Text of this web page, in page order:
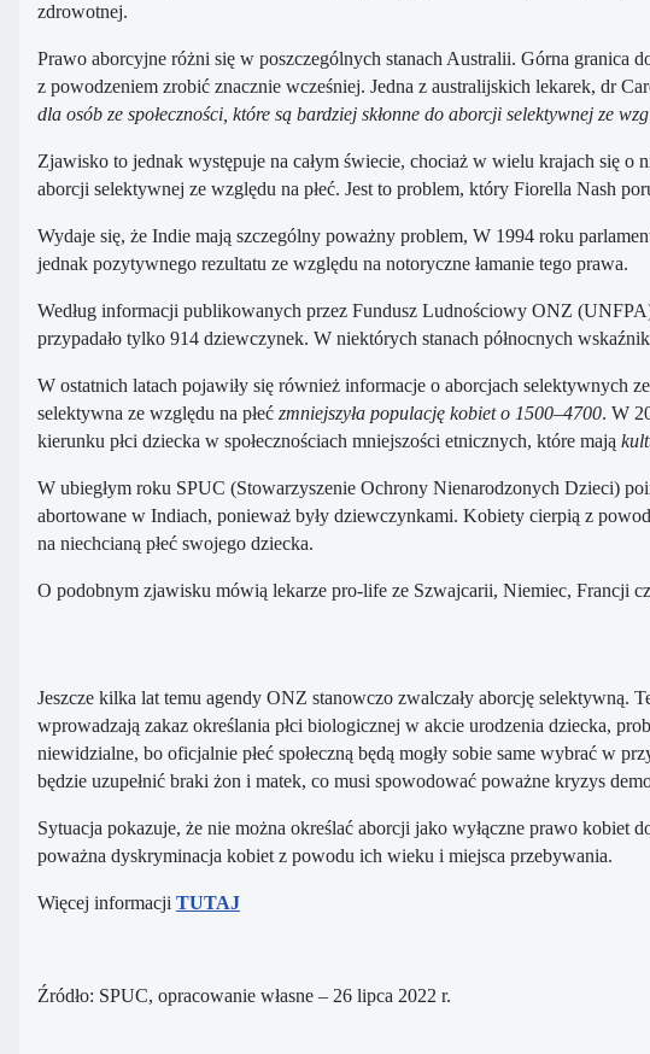
zdrowotnej.
Prawo aborcyjne różni się w poszczególnych stanach Australii. Górna granica
z powodzeniem zrobić znacznie wcześniej. Jedna z australijskich lekarek, dr
dla osób ze społeczności, które są bardziej skłonne do aborcji selektywnej ze
Zjawisko to jednak występuje na całym świecie, chociaż w wielu krajach się o
aborcji selektywnej ze względu na płeć. Jest to problem, który Fiorella Nash
Wydaje się, że Indie mają szczególny poważny problem, W 1994 roku
jednak pozytywnego rezultatu ze względu na notoryczne łamanie tego prawa.
Według informacji publikowanych przez Fundusz Ludnościowy ONZ
przypadało tylko 914 dziewczynek. W niektórych stanach północnych
W ostatnich latach pojawiły się również informacje o aborcjach selektywnych
selektywna ze względu na płeć zmniejszyła populację kobiet o 1500–4700. W
kierunku płci dziecka w społecznościach mniejszości etnicznych, które mają
W ubiegłym roku SPUC (Stowarzyszenie Ochrony Nienarodzonych Dzieci)
abortowane w Indiach, ponieważ były dziewczynkami. Kobiety cierpią z
na niechcianą płeć swojego dziecka.
O podobnym zjawisku mówią lekarze pro-life ze Szwajcarii, Niemiec, Francji
Jeszcze kilka lat temu agendy ONZ stanowczo zwalczały aborcję selektywną.
wprowadzają zakaz określania płci biologicznej w akcie urodzenia dziecka,
niewidzialne, bo oficjalnie płeć społeczną będą mogły sobie same wybrać w
będzie uzupełnić braki żon i matek, co musi spowodować poważne kryzys
Sytuacja pokazuje, że nie można określać aborcji jako wyłączne prawo
poważna dyskryminacja kobiet z powodu ich wieku i miejsca przebywania.
Więcej informacji TUTAJ
Źródło: SPUC, opracowanie własne – 26 lipca 2022 r.